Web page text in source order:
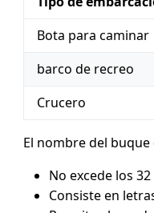
Bota para caminar
barco de recreo
Crucero
El nombre del
No excede los
Consiste en